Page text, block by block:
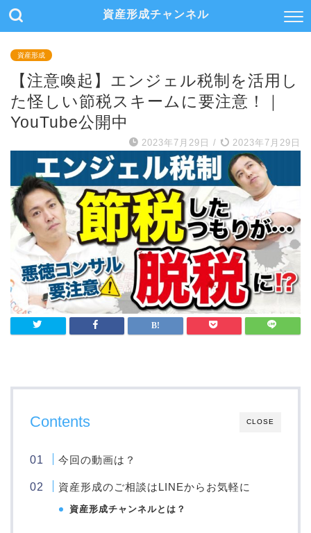
資産形成チャンネル
資産形成
【注意喚起】エンジェル税制を活用し
た怪しい節税スキームに要注意！｜
YouTube公開中
2023年7月29日 / 2023年7月29日
CLOSE
Contents
今回の動画は？
資産形成のご相談はLINEからお気軽に
資産形成チャンネルとは？